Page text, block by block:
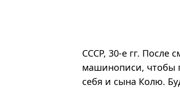
СССР, 30-е гг. После
машинописи, чтобы
себя и сына Колю.